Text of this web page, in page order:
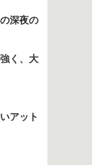
深夜の
く、大
アット